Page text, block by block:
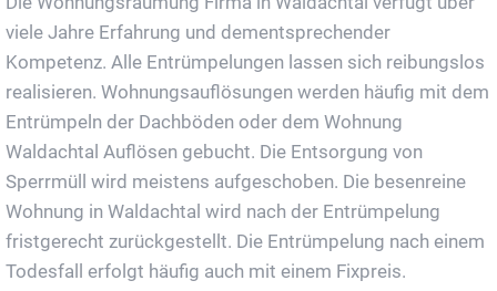
viele Jahre Erfahrung und dementsprechender
Kompetenz. Alle Entrümpelungen lassen sich reibungslos
realisieren. Wohnungsauflösungen werden häufig mit dem
Entrümpeln der Dachböden oder dem Wohnung
Waldachtal Auflösen gebucht. Die Entsorgung von
Sperrmüll wird meistens aufgeschoben. Die besenreine
Wohnung in Waldachtal wird nach der Entrümpelung
fristgerecht zurückgestellt. Die Entrümpelung nach einem
Todesfall erfolgt häufig auch mit einem Fixpreis.